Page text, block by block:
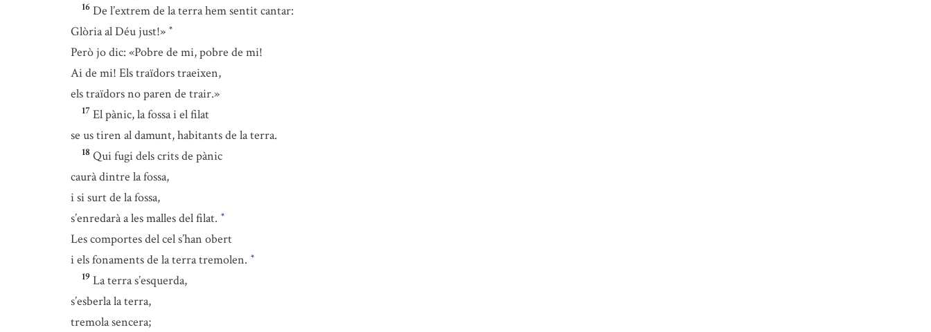
16 De l’extrem de la terra hem sentit cantar:
Glòria al Déu just!» *
Però jo dic: «Pobre de mi, pobre de mi!
Ai de mi! Els traïdors traeixen,
els traïdors no paren de trair.»
17 El pànic, la fossa i el filat
se us tiren al damunt, habitants de la terra.
18 Qui fugi dels crits de pànic
caurà dintre la fossa,
i si surt de la fossa,
s’enredarà a les malles del filat. *
Les comportes del cel s’han obert
i els fonaments de la terra tremolen. *
19 La terra s’esquerda,
s’esberla la terra,
tremola sencera;